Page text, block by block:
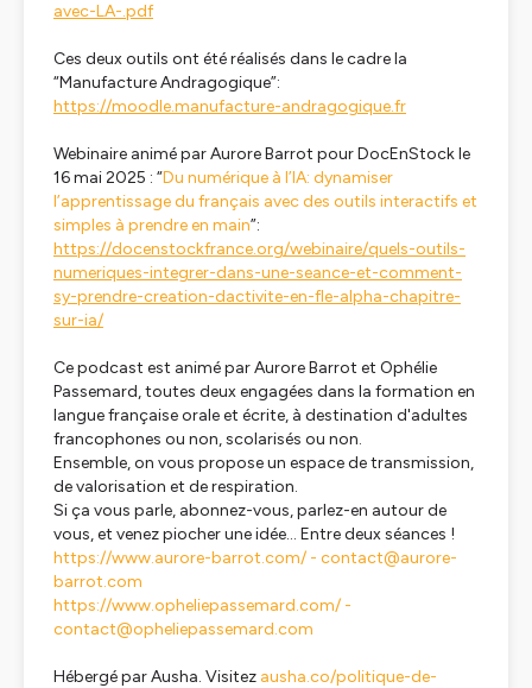
avec-LA-.pdf
Ces deux outils ont été réalisés dans le cadre la
“Manufacture Andragogique”:
https://moodle.manufacture-andragogique.fr
Webinaire animé par Aurore Barrot pour DocEnStock le
16 mai 2025 : “Du numérique à l’IA: dynamiser
l’apprentissage du français avec des outils interactifs et
simples à prendre en main”:
https://docenstockfrance.org/webinaire/quels-outils-
numeriques-integrer-dans-une-seance-et-comment-
sy-prendre-creation-dactivite-en-fle-alpha-chapitre-
sur-ia/
Ce podcast est animé par Aurore Barrot et Ophélie
Passemard, toutes deux engagées dans la formation en
langue française orale et écrite, à destination d'adultes
francophones ou non, scolarisés ou non.
Ensemble, on vous propose un espace de transmission,
de valorisation et de respiration.
Si ça vous parle, abonnez-vous, parlez-en autour de
vous, et venez piocher une idée… Entre deux séances !
https://www.aurore-barrot.com/ - contact@aurore-
barrot.com
https://www.opheliepassemard.com/ -
contact@opheliepassemard.com
Hébergé par Ausha. Visitez ausha.co/politique-de-